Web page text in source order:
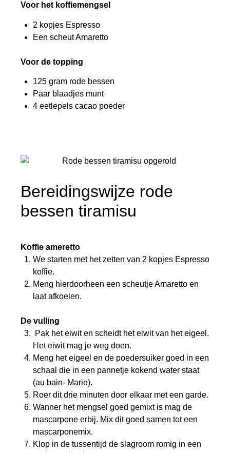
Voor het koffiemengsel
2 kopjes Espresso
Een scheut Amaretto
Voor de topping
125 gram rode bessen
Paar blaadjes munt
4 eetlepels cacao poeder
Bereidingswijze rode
bessen tiramisu
Koffie ameretto
We starten met het zetten van 2 kopjes Espresso
koffie.
Meng hierdoorheen een scheutje Amaretto en
laat afkoelen.
De vulling
Pak het eiwit en scheidt het eiwit van het eigeel.
Het eiwit mag je weg doen.
Meng het eigeel en de poedersuiker goed in een
schaal die in een pannetje kokend water staat
(au bain- Marie).
Roer dit drie minuten door elkaar met een garde.
Wanner het mengsel goed gemixt is mag de
mascarpone erbij. Mix dit goed samen tot een
mascarponemix.
Klop in de tussentijd de slagroom romig in een